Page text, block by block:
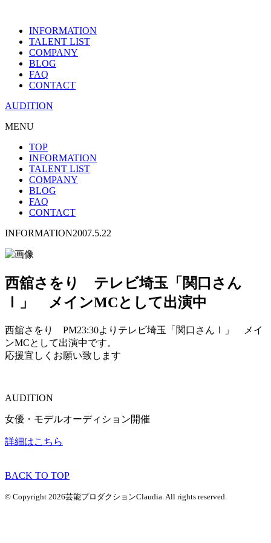
INFORMATION
TALENT LIST
COMPANY
BLOG
FAQ
CONTACT
AUDITION
MENU
TOP
INFORMATION
TALENT LIST
COMPANY
BLOG
FAQ
CONTACT
INFORMATION2007.5.22
西舘さをり テレビ埼玉「関口さん
Ⅰ」 メインMCとして出演中
西舘さをり PM23:30よりテレビ埼玉「関口さんⅠ」 メイ
ンMCとして出演中です。
応援宜しくお願い致します
AUDITION
女優・モデルオーディション開催
詳細はこちら
BACK TO TOP
© Copyright 2026芸能プロダクションClaudia. All rights reserved.